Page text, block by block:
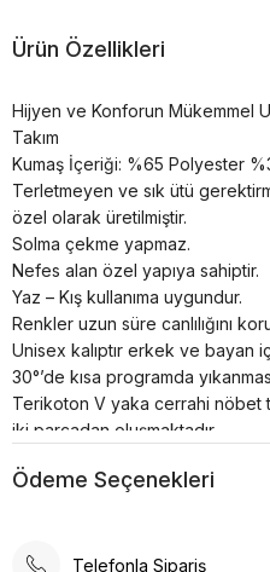
Ürün Özellikleri
Hijyen ve Konforun Mükemmel
Takım
Kumaş İçeriği: %65 Polyester
Terletmeyen ve sık ütü
özel olarak üretilmiştir.
Solma çekme yapmaz.
Nefes alan özel yapıya sahiptir.
Yaz – Kış kullanıma uygundur.
Renkler uzun süre canlılığını
Unisex kalıptır erkek ve bayan
30°’de kısa programda
Terikoton V yaka cerrahi nöbet
iki parçadan oluşmaktadır.
Ödeme Seçenekleri
Telefonla Sipariş